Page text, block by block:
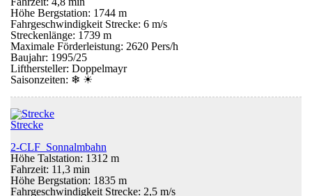
Höhe Bergstation: 1744 m
Fahrgeschwindigkeit Strecke: 6 m/s
Streckenlänge: 1739 m
Maximale Förderleistung: 2620 Pers/h
Baujahr: 1995/25
Lifthersteller: Doppelmayr
Saisonzeiten: ❄ ☀
Strecke
2-CLF Sonnalmbahn
Höhe Talstation: 1312 m
Fahrzeit: 11,3 min
Höhe Bergstation: 1835 m
Fahrgeschwindigkeit Strecke: 2,5 m/s